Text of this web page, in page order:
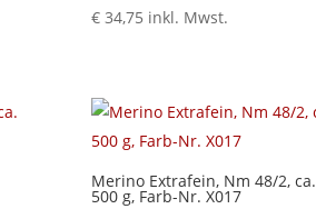
€34,75 inkl. Mwst.
Merino Extrafein, Nm 48/2, ca.
500 g, Farb-Nr. X017